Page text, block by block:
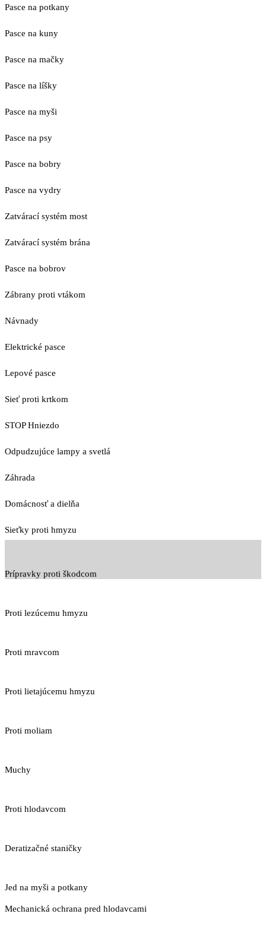
Pasce na potkany
Pasce na kuny
Pasce na mačky
Pasce na líšky
Pasce na myši
Pasce na psy
Pasce na bobry
Pasce na vydry
Zatvárací systém most
Zatvárací systém brána
Pasce na bobrov
Zábrany proti vtákom
Návnady
Elektrické pasce
Lepové pasce
Sieť proti krtkom
STOP Hniezdo
Odpudzujúce lampy a svetlá
Záhrada
Domácnosť a dielňa
Sieťky proti hmyzu
Prípravky proti škodcom
Proti lezúcemu hmyzu
Proti mravcom
Proti lietajúcemu hmyzu
Proti moliam
Muchy
Proti hlodavcom
Deratizačné staničky
Jed na myši a potkany
Mechanická ochrana pred hlodavcami